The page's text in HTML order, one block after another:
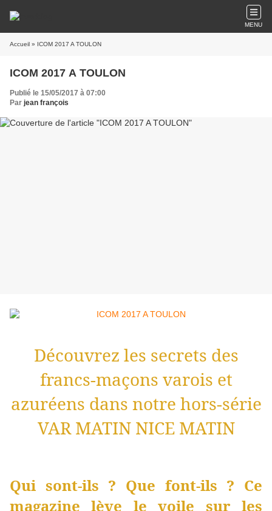
MENU
Accueil » ICOM 2017 A TOULON
ICOM 2017 A TOULON
Publié le 15/05/2017 à 07:00
Par jean françois
Découvrez les secrets des
francs-maçons varois et
azuréens dans notre hors-série
VAR MATIN NICE MATIN
Qui sont-ils ? Que font-ils ? Ce
magazine lève le voile sur les